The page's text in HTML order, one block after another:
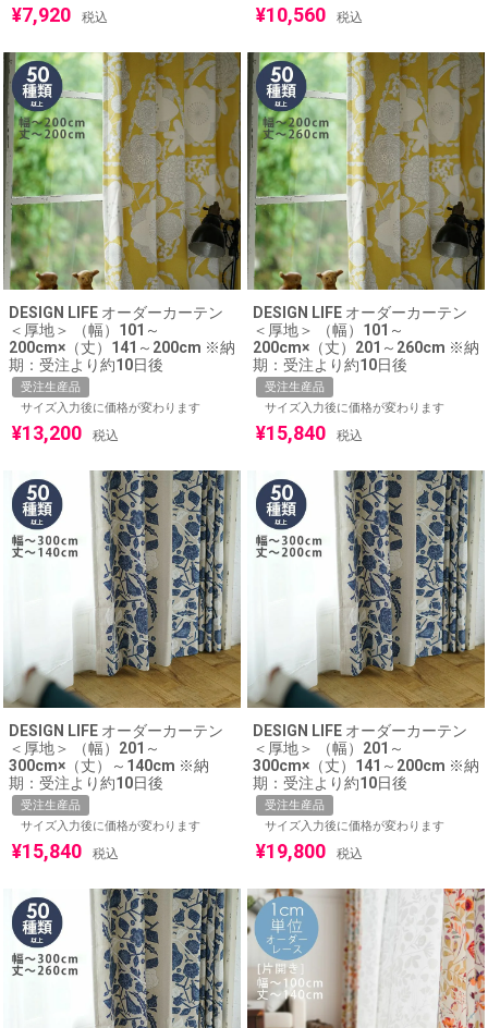
¥7,920 税込 ¥10,560 税込
DESIGN LIFE オーダーカーテン
＜厚地＞ （幅）101～
200cm×（丈）141～200cm ※納
期：受注より約10日後
受注生産品
サイズ入力後に価格が変わります
¥13,200 税込
DESIGN LIFE オーダーカーテン
＜厚地＞ （幅）101～
200cm×（丈）201～260cm ※納
期：受注より約10日後
受注生産品
サイズ入力後に価格が変わります
¥15,840 税込
DESIGN LIFE オーダーカーテン
＜厚地＞ （幅）201～
300cm×（丈）～140cm ※納
期：受注より約10日後
受注生産品
サイズ入力後に価格が変わります
¥15,840 税込
DESIGN LIFE オーダーカーテン
＜厚地＞ （幅）201～
300cm×（丈）141～200cm ※納
期：受注より約10日後
受注生産品
サイズ入力後に価格が変わります
¥19,800 税込